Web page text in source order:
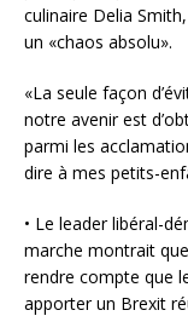
culinaire Delia
un «chaos absolu».
«La seule façon
notre avenir est
parmi les
dire à mes petits-
• Le leader libéral-
marche montrait
rendre compte que
apporter un Brexit